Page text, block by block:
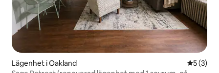
Lägenhet i Oakland 5 av 5 i
5 (3)